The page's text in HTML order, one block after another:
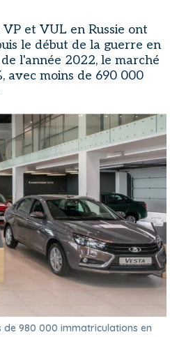
et VUL en Russie ont
le début de la guerre en
l'année 2022, le marché
avec moins de 690 000
980 000 immatriculations en